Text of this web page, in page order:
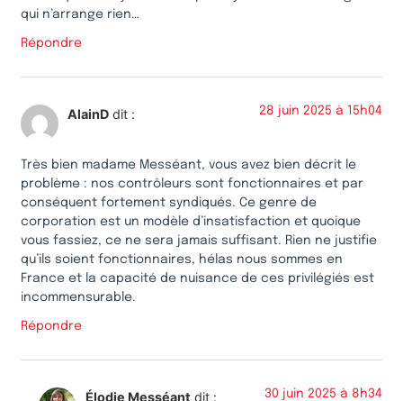
qui n’arrange rien…
Répondre
AlainD dit : 28 juin 2025 à 15h04
Très bien madame Messéant, vous avez bien décrit le
problème : nos contrôleurs sont fonctionnaires et par
conséquent fortement syndiqués. Ce genre de
corporation est un modèle d’insatisfaction et quoique
vous fassiez, ce ne sera jamais suffisant. Rien ne justifie
qu’ils soient fonctionnaires, hélas nous sommes en
France et la capacité de nuisance de ces privilégiés est
incommensurable.
Répondre
Élodie Messéant dit : 30 juin 2025 à 8h34